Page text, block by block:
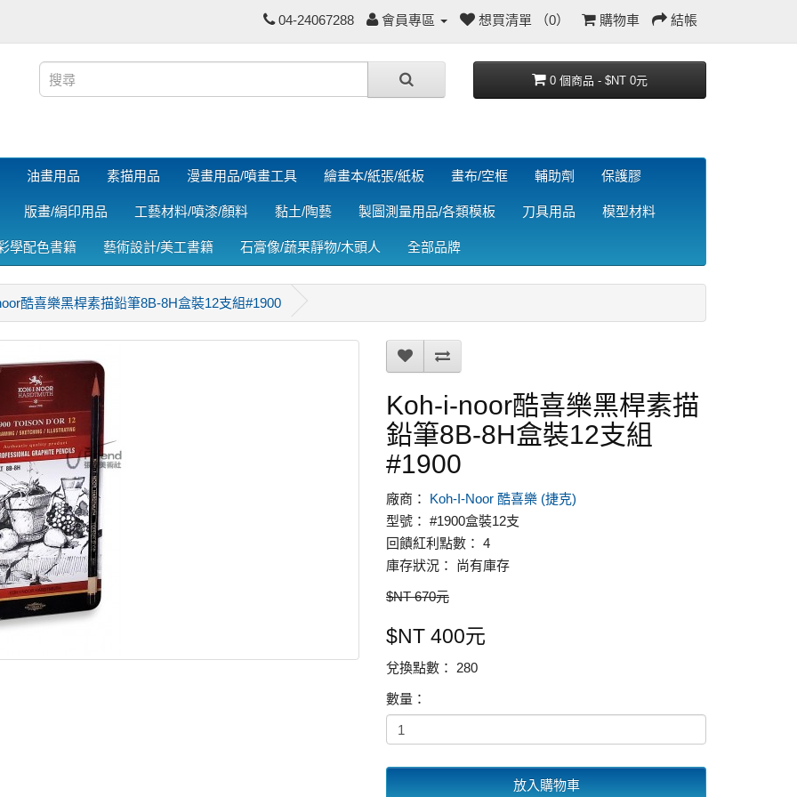
04-24067288 會員專區 想買清單 （0） 購物車 結帳
0 個商品 - $NT 0元
油畫用品 素描用品 漫畫用品/噴畫工具 繪畫本/紙張/紙板 畫布/空框 輔助劑 保護膠
版畫/絹印用品 工藝材料/噴漆/顏料 黏土/陶藝 製圖測量用品/各類模板 刀具用品 模型材料
學配色書籍 藝術設計/美工書籍 石膏像/蔬果靜物/木頭人 全部品牌
酷喜樂黑桿素描鉛筆8B-8H盒裝12支組#1900
Koh-i-noor酷喜樂黑桿素描
鉛筆8B-8H盒裝12支組
#1900
廠商： Koh-I-Noor 酷喜樂 (捷克)
型號： #1900盒裝12支
回饋紅利點數： 4
庫存狀況： 尚有庫存
$NT 670元
$NT 400元
兌換點數： 280
數量：
放入購物車